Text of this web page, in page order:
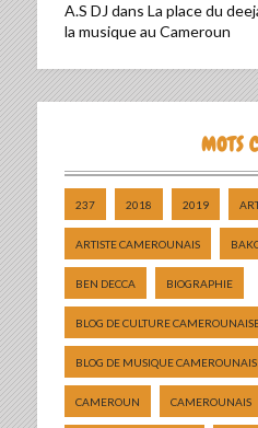
A.S DJ dans La place du
la musique au Cameroun
MOTS
237 2018 2019
ARTISTE CAMEROUNAIS
BEN DECCA BIOGRAPHIE
BLOG DE CULTURE
BLOG DE MUSIQUE
CAMEROUN CAMEROUNAIS